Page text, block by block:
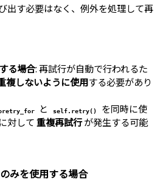
出す必要はなく、例外を処理して再
る場合: 再試行が自動で行われるた
複しないように使用する必要があり
と self.retry()
を同時に使
対して重複再試行が発生する可能
のみを使用する場合